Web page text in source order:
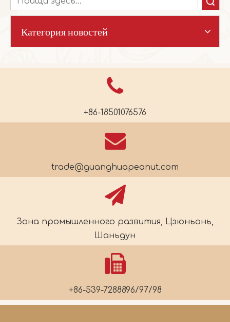
Категория новостей
+86-18501076576
trade@guanghuapeanut.com
Зона промышленного развития, Цзюньань,
Шаньдун
+86-539-7288896/97/98